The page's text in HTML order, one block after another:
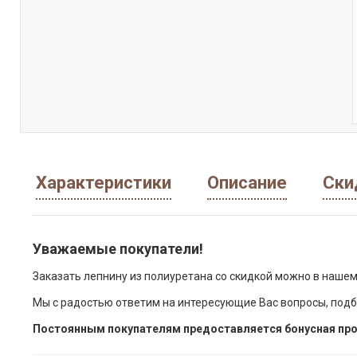
Характеристики Описание
Уважаемые покупатели!
Заказать лепнину из полиуретана со скидкой можно в
Мы с радостью ответим на интересующие Вас вопросы,
Постоянным покупателям предоставляется бонусная